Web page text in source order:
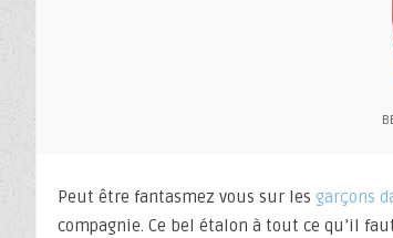
Peut être fantasmez vous sur les garçons
compagnie. Ce bel étalon à tout ce qu’il